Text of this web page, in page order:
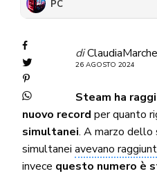
PC
di
26 AGOSTO 2024
Steam ha
nuovo record per quanto
simultanei. A marzo dello
simultanei avevano
invece questo numero è